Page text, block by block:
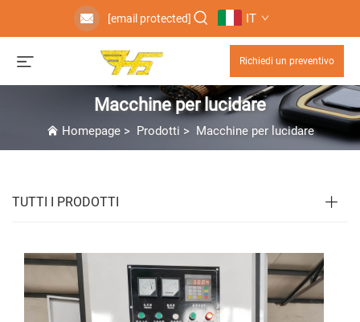
[email protected] IT
Richiedi un preventivo
Macchine per lucidare
Homepage> Prodotti > Macchine per lucidare
TUTTI I PRODOTTI